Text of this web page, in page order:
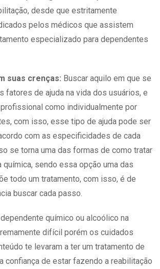
desde que estritamente
pelos médicos que assistem
especializado para dependentes
suas crenças: Buscar aquilo em que se
fatores de ajuda na vida dos usuários, e
como individualmente por
com isso, esse tipo de ajuda pode ser
com as especificidades de cada
se torna uma das formas de como tratar
química, sendo essa opção uma das
todo um tratamento, com isso, é de
buscar cada passo.
químico ou alcoólico na
difícil porém os cuidados
te levaram a ter um tratamento de
confiança de estar fazendo a reabilitação